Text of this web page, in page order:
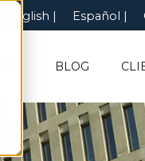
English Español
BLOG